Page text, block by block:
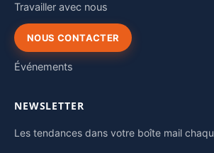
Travailler avec nous
NOUS CONTACTER
Événements
NEWSLETTER
Les tendances dans votre boîte mail